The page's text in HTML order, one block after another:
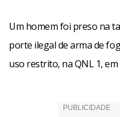
Um homem foi preso na
porte ilegal de arma de
uso restrito, na QNL 1,